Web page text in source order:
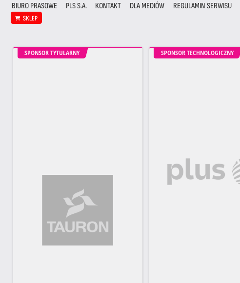
BIURO PRASOWE PLS S.A. KONTAKT DLA MEDIÓW REGULAMIN SERWISU
SKLEP
SPONSOR TYTULARNY SPONSOR TECHNOLOGICZNY